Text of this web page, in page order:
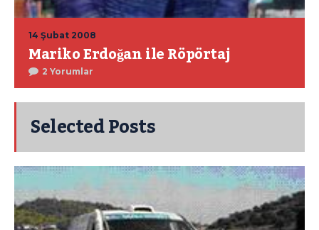
14 Şubat 2008
Mariko Erdoğan ile Röpörtaj
2 Yorumlar
Selected Posts